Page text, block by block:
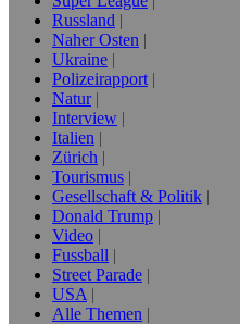
Russland
Naher Osten
Ukraine
Polizeirapport
Natur
Interview
Italien
Zürich
Tourismus
Gesellschaft & Politik
Donald Trump
Video
Fussball
Street Parade
USA
Alle Themen